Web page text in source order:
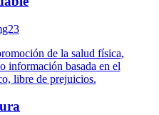
de la salud física,
información basada en el
libre de prejuicios.